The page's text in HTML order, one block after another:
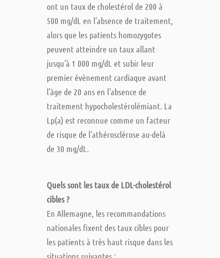
ont un taux de cholestérol de 200 à
500 mg/dL en l’absence de traitement,
alors que les patients homozygotes
peuvent atteindre un taux allant
jusqu’à 1 000 mg/dL et subir leur
premier évènement cardiaque avant
l’âge de 20 ans en l’absence de
traitement hypocholestérolémiant. La
Lp(a) est reconnue comme un facteur
de risque de l’athérosclérose au-delà
de 30 mg/dL.
Quels sont les taux de LDL-cholestérol
cibles ?
En Allemagne, les recommandations
nationales fixent des taux cibles pour
les patients à très haut risque dans les
situations suivantes :